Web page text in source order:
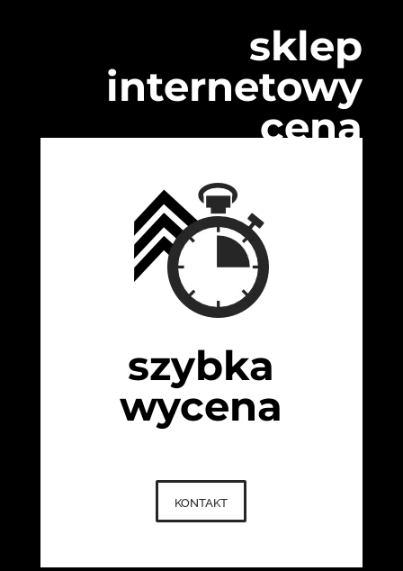
sklep
internetowy
cena
szybka
wycena
kontakt